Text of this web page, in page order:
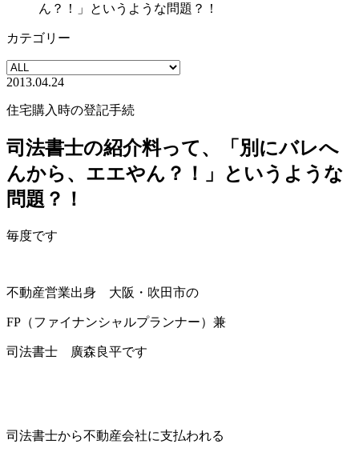
ん？！」というような問題？！
カテゴリー
2013.04.24
住宅購入時の登記手続
司法書士の紹介料って、「別にバレへ
んから、エエやん？！」というような
問題？！
毎度です
不動産営業出身 大阪・吹田市の
FP（ファイナンシャルプランナー）兼
司法書士 廣森良平です
司法書士から不動産会社に支払われる